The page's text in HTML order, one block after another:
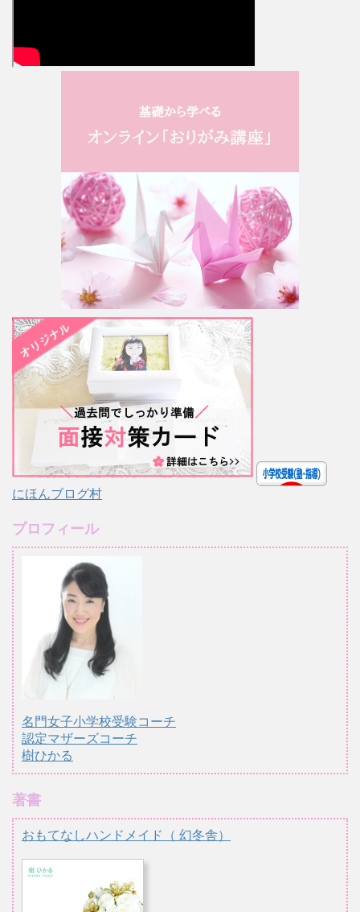
にほんブログ村
プロフィール
名門女子小学校受験コーチ
認定マザーズコーチ
樹ひかる
著書
おもてなしハンドメイド（ 幻冬舎）